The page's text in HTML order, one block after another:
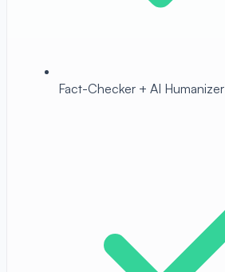
Fact-Checker + AI Humanizer